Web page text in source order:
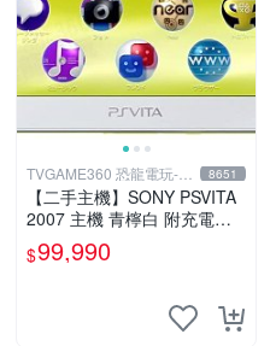
TVGAME360 恐龍電玩-台
中店
8651
【二手主機】SONY PSVITA
2007 主機 青檸白 附充電器
USB傳輸線 PS VITA PSV 台
中恐龍電玩
$99,990